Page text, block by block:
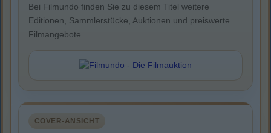
Bei Filmundo finden Sie zu diesem Titel weitere
Editionen, Sammlerstücke, Auktionen und preiswerte
Filmangebote.
COVER-ANSICHT